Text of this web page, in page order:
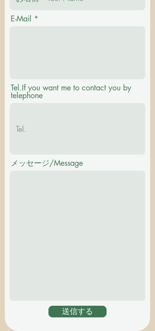
E-Mail
Tel.If you want me to contact you by
telephone
メッセージ/Message
送信する